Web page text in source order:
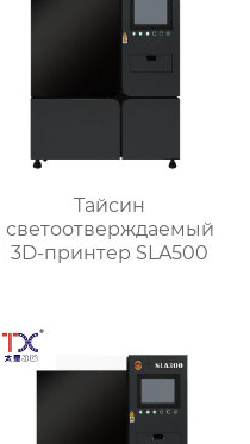
Тайсин
светоотверждаемый
3D-принтер SLA500